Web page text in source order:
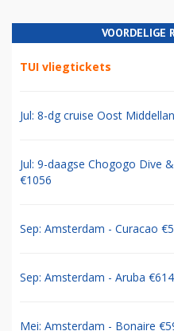
VOORDELIGE
TUI vliegtickets
Jul: 8-dg cruise Oost
Jul: 9-daagse Chogogo Dive
€1056
Sep: Amsterdam - Curacao
Sep: Amsterdam - Aruba €614
Mei: Amsterdam - Bonaire